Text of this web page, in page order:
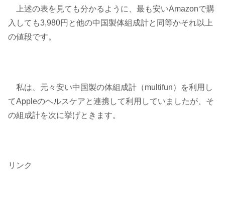
上述の表を見ても分かるように、最も安いAmazonで購
入しても3,980円と他の中国製体組成計と同等かそれ以上
の値段です。
私は、元々安い中国製の体組成計（multifun）を利用し
てAppleのヘルスケアと連携して利用していましたが、そ
の組成計を次に挙げときます。
リンク